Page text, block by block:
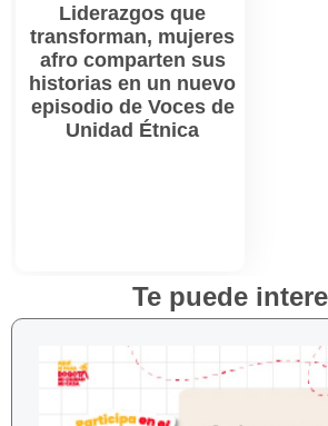
Liderazgos que
transforman, mujeres
afro comparten sus
historias en un nuevo
episodio de Voces de
Unidad Étnica
Te puede